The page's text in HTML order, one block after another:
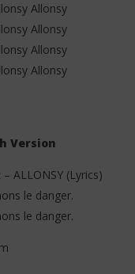
Allonsy
Allonsy
Allonsy
Allonsy
Version
ALLONSY (Lyrics)
le danger.
le danger.